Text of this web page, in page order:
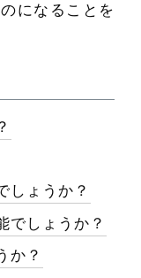
になることを
しょうか？
でしょうか？
か？